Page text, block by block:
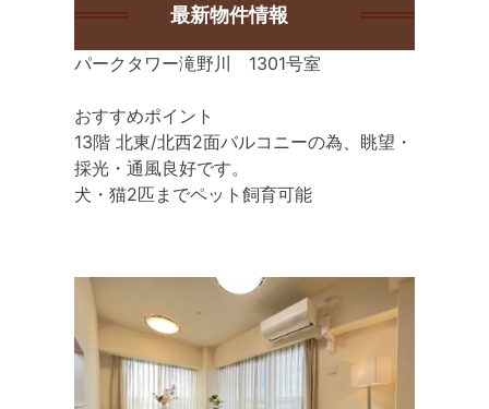
最新物件情報
パークタワー滝野川 1301号室
おすすめポイント
13階 北東/北西2面バルコニーの為、眺望・
採光・通風良好です。
犬・猫2匹までペット飼育可能